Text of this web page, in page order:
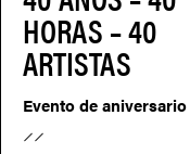
HORAS – 40
ARTISTAS
Evento de aniversario